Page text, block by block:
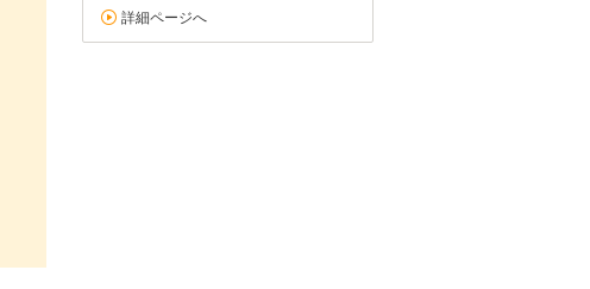
詳細ページへ